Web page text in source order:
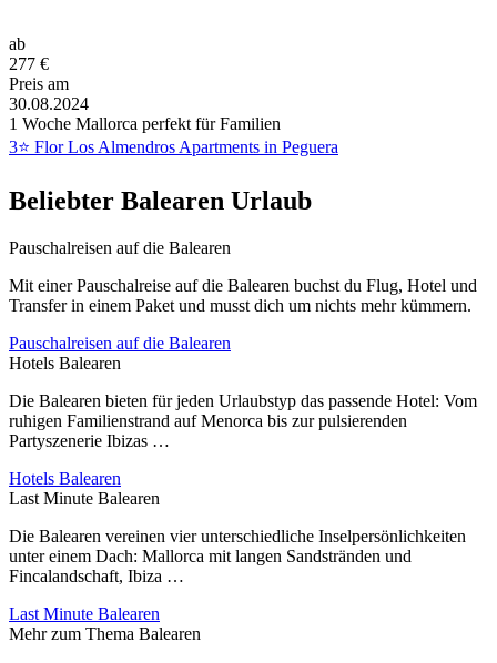
ab
277 €
Preis am
30.08.2024
1 Woche Mallorca perfekt für Familien
3⭐ Flor Los Almendros Apartments in Peguera
Beliebter Balearen Urlaub
Pauschalreisen auf die Balearen
Mit einer Pauschalreise auf die Balearen buchst du Flug, Hotel und
Transfer in einem Paket und musst dich um nichts mehr kümmern.
Pauschalreisen auf die Balearen
Hotels Balearen
Die Balearen bieten für jeden Urlaubstyp das passende Hotel: Vom
ruhigen Familienstrand auf Menorca bis zur pulsierenden
Partyszenerie Ibizas …
Hotels Balearen
Last Minute Balearen
Die Balearen vereinen vier unterschiedliche Inselpersönlichkeiten
unter einem Dach: Mallorca mit langen Sandstränden und
Fincalandschaft, Ibiza …
Last Minute Balearen
Mehr zum Thema Balearen